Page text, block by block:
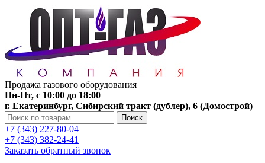
Продажа газового оборудования
Пн-Пт, с 10:00 до 18:00
г. Екатеринбург, Сибирский тракт (дублер), 6 (Домострой)
Поиск
+7 (343) 227-80-04
+7 (343) 382-24-41
Заказать обратный звонок